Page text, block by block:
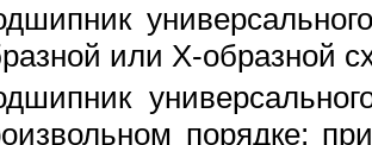
или Х-образной
порядке;